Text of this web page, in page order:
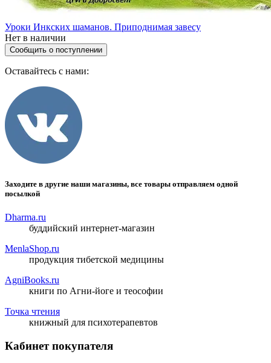
Уроки Инкских шаманов. Приподнимая завесу
Нет в наличии
Сообщить о поступлении
Оставайтесь с нами:
Заходите в другие наши магазины, все товары отправляем одной
посылкой
Dharma.ru
буддийский интернет-магазин
MenlaShop.ru
продукция тибетской медицины
AgniBooks.ru
книги по Агни-йоге и теософии
Точка чтения
книжный для психотерапевтов
Кабинет покупателя